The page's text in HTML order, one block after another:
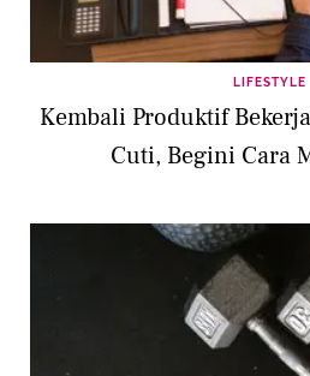
LIFESTYLE
Kembali Produktif
Cuti, Begini Cara